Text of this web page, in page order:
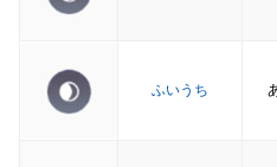
ふいうち